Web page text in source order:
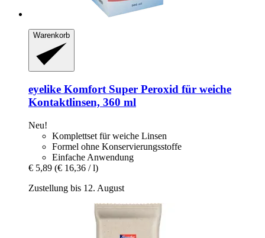
Warenkorb
eyelike Komfort Super Peroxid für weiche
Kontaktlinsen, 360 ml
Neu!
Komplettset für weiche Linsen
Formel ohne Konservierungsstoffe
Einfache Anwendung
€ 5,89 (€ 16,36 / l)
Zustellung bis 12. August